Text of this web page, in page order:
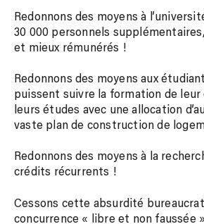
Redonnons des moyens à
30 000 personnels
et mieux rémunérés !
Redonnons des moyens aux
puissent suivre la formation de
leurs études avec une allocation
vaste plan de construction de
Redonnons des moyens à la
crédits récurrents !
Cessons cette absurdité
concurrence « libre et non faussée